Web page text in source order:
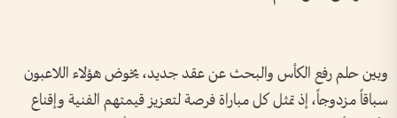
وبين حلم رفع الكأس والبحث عن عقد جديد، يخوض هؤلاء اللاعبون
سباقاً مزدوجاً، إذ تمثل كل مباراة فرصة لتعزيز قيمتهم الفنية وإقناع